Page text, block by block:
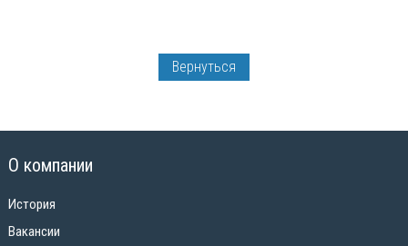
Вернуться
О компании
История
Вакансии